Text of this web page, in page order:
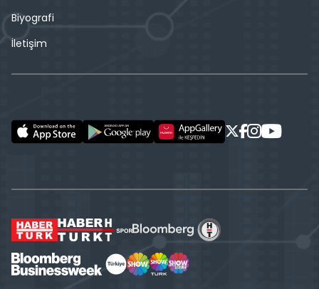
Biyografi
İletişim